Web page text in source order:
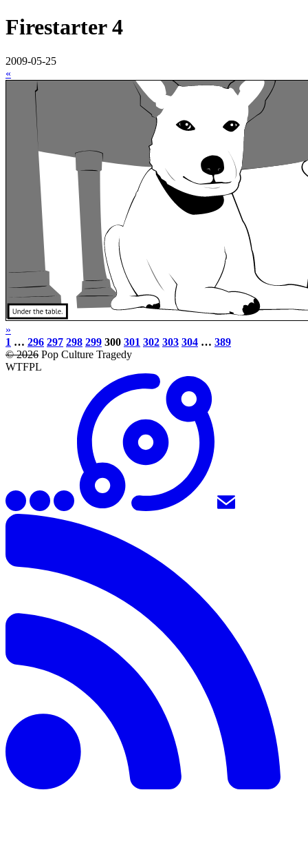
Firestarter 4
2009-05-25
«
»
1 … 296 297 298 299 300 301 302 303 304 … 389
© 2026 Pop Culture Tragedy
WTFPL